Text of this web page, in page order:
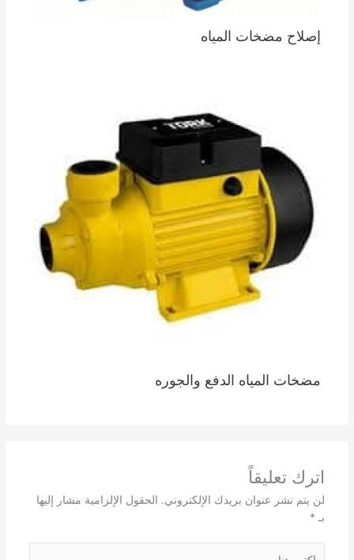
إصلاح مضخات المياه
مضخات المياه الدفع والجوره
اترك تعليقاً
لن يتم نشر عنوان بريدك الإلكتروني. الحقول الإلزامية مشار إليها
بـ *